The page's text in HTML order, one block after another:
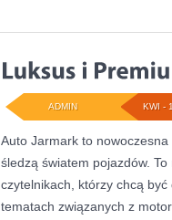
KWI -
ADMIN
Auto Jarmark to
śledzą światem pojazdów.
czytelnikach, którzy chcą
tematach związanych z